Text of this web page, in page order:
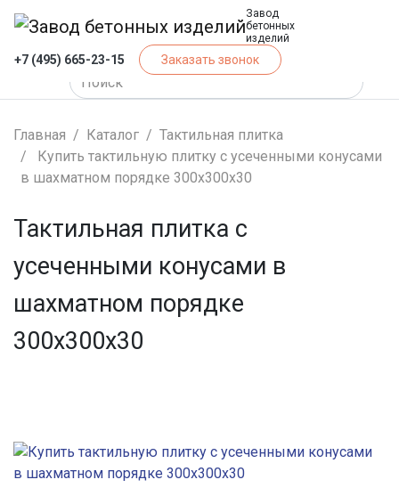
Завод
бетонных
изделий
+7 (495) 665-23-15 Заказать звонок
Главная Каталог
Тактильная плитка
Купить тактильную плитку с усеченными конусами
в шахматном порядке 300х300х30
Тактильная плитка с
усеченными конусами в
шахматном порядке
300х300х30